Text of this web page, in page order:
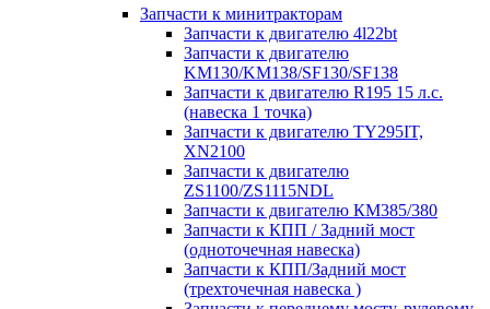
Запчасти к минитракторам
Запчасти к двигателю 4l22bt
Запчасти к двигателю
KM130/KM138/SF130/SF138
Запчасти к двигателю R195 15 л.с.
(навеска 1 точка)
Запчасти к двигателю TY295IT,
XN2100
Запчасти к двигателю
ZS1100/ZS1115NDL
Запчасти к двигателю КМ385/380
Запчасти к КПП / Задний мост
(одноточечная навеска)
Запчасти к КПП/Задний мост
(трехточечная навеска )